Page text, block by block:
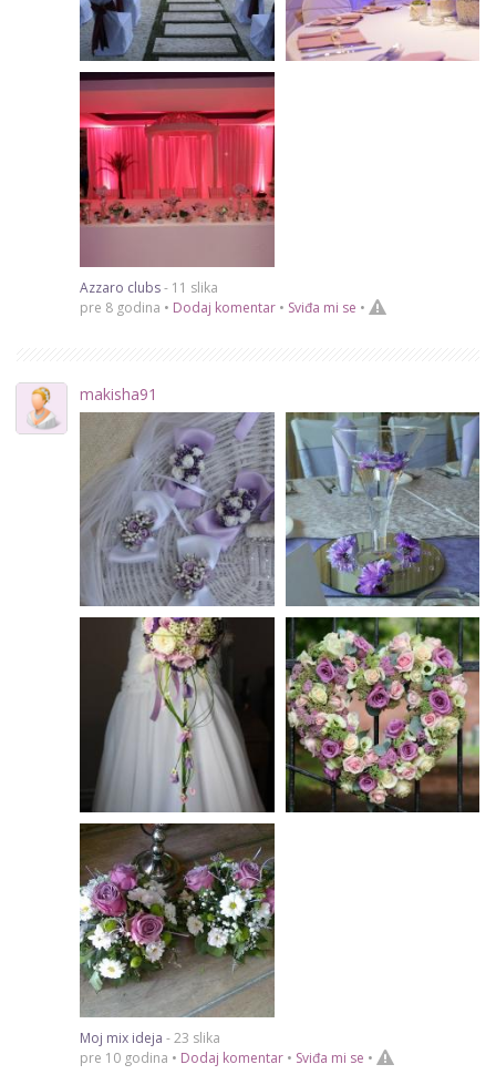
Azzaro clubs- 11 slika
pre 8 godina • Dodaj komentar • Sviđa mi se •
makisha91
Moj mix ideja - 23 slika
pre 10 godina • Dodaj komentar • Sviđa mi se •